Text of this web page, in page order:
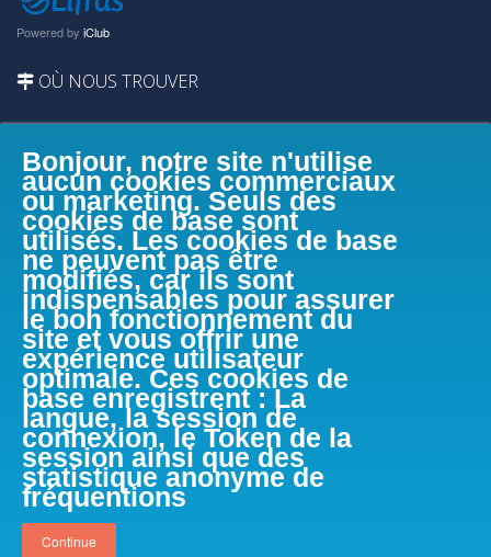
Bonjour, notre site n'utilise
aucun cookies commerciaux
ou marketing. Seuls des
cookies de base sont
utilisés. Les cookies de base
ne peuvent pas être
modifiés, car ils sont
indispensables pour assurer
le bon fonctionnement du
site et vous offrir une
expérience utilisateur
optimale. Ces cookies de
base enregistrent : La
langue, la session de
connexion, le Token de la
session ainsi que des
statistique anonyme de
fréquentions
Continue
Powered by iClub
OÙ NOUS TROUVER
FACEBOOK